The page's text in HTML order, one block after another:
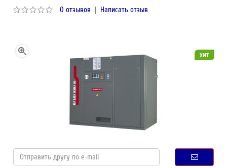
0 отзывов | Написать отзыв
хит